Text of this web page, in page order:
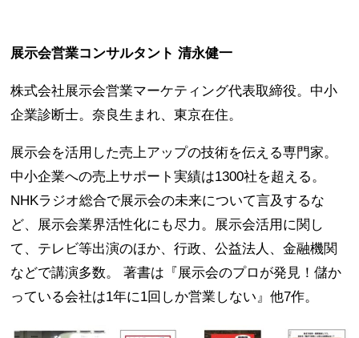
展示会営業コンサルタント 清永健一
株式会社展示会営業マーケティング代表取締役。中小
企業診断士。奈良生まれ、東京在住。
展示会を活用した売上アップの技術を伝える専門家。
中小企業への売上サポート実績は1300社を超える。
NHKラジオ総合で展示会の未来について言及するな
ど、展示会業界活性化にも尽力。展示会活用に関し
て、テレビ等出演のほか、行政、公益法人、金融機関
などで講演多数。 著書は『展示会のプロが発見！儲か
っている会社は1年に1回しか営業しない』他7作。